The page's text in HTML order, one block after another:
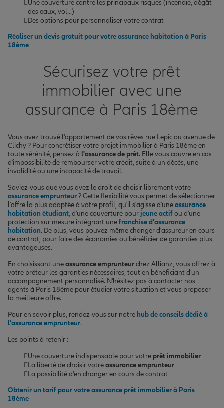
Une couverture contre les principaux risques (incendie, dégât
des eaux, vol...)
Des options pour personnaliser votre contrat
Réaliser un devis gratuit pour votre assurance habitation à Paris
18ème
Sécurisez votre prêt
immobilier avec une
assurance à Paris 18ème
Vous avez trouvé l'appartement de vos rêves rue Lepic ou avenue de
Clichy ? Pour concrétiser votre projet immobilier à Paris 18ème en
toute sérénité, pensez à l'assurance de prêt. Elle vous couvre en cas
d'impossibilité de rembourser votre crédit, suite à un décès, une
invalidité ou une incapacité de travail.
Saviez-vous que vous avez le droit de choisir librement votre
assurance emprunteur? Cette flexibilité vous permet de sélectionner
l'offre la plus adaptée à votre profil, qu'il s'agisse d'uneassurance
habitation étudiant, d'une couverture pour jeune actifou d'une
protection sur mesure intégrant unefranchise d'assurance
habitation. De plus, vous pouvez même changer d'assureur en cours
de contrat, pour faire des économies ou bénéficier de garanties plus
avantageuses.
En choisissant uneassurance emprunteurchez Allianz, vous offrez à
votre prêteur les garanties nécessaires, tout en bénéficiant d'un
accompagnement personnalisé. N'hésitez pas à contacter nos
agents à Paris 18ème pour étudier votre situation et vous proposer
la meilleure offre.
Pour en savoir plus, rendez-vous sur notre hub de conseils dédié à
l'assurance emprunteur.
Les points à retenir :
Une couverture indispensable pour votre prêt immobilier
La liberté de choisir votreassurance emprunteur
La possibilité d'en changer en cours de contrat
Obtenir un tarif pour votre assurance prêt immobilier à Paris
18ème